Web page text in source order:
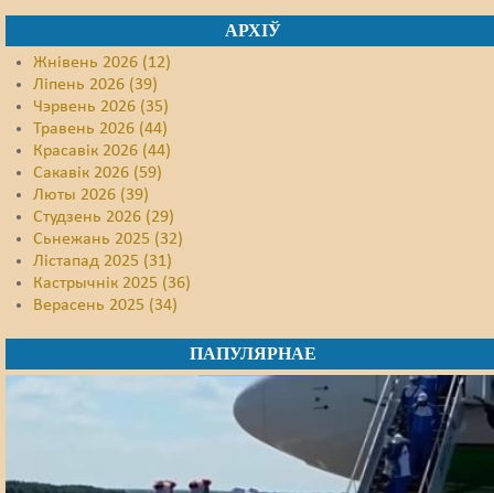
АРХІЎ
Жнівень 2026 (12)
Ліпень 2026 (39)
Чэрвень 2026 (35)
Травень 2026 (44)
Красавік 2026 (44)
Сакавік 2026 (59)
Люты 2026 (39)
Студзень 2026 (29)
Сьнежань 2025 (32)
Лістапад 2025 (31)
Кастрычнік 2025 (36)
Верасень 2025 (34)
ПАПУЛЯРНАЕ